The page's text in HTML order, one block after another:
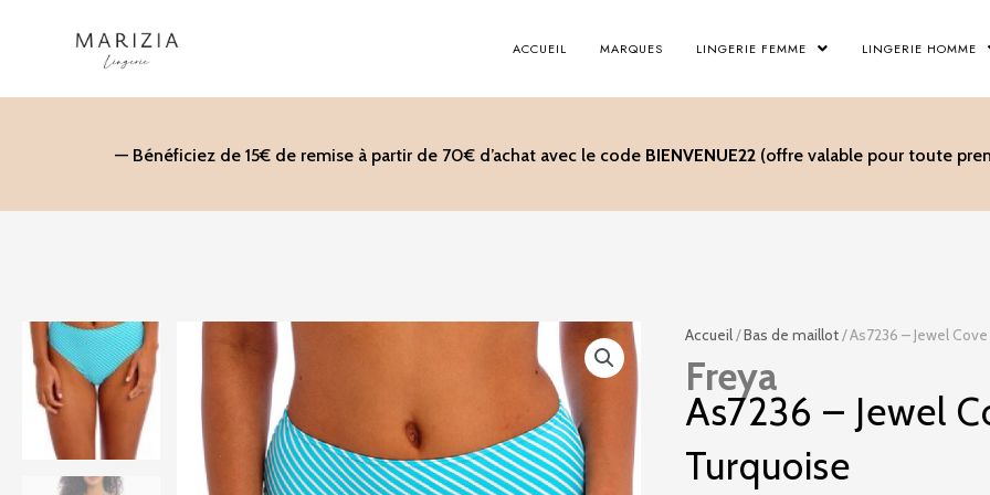
ACCUEIL MARQUES LINGERIE FEMME LINGERIE HOMME
— Bénéficiez de 15€ de remise à partir de 70€ d’achat avec le code BIENVENUE22(offre valable pour toute
Accueil/Bas de maillot/ As7236 – Jewel
Freya
As7236 – Jewel
Turquoise